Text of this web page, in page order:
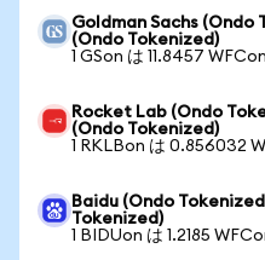
Goldman Sachs (Ondo
(Ondo Tokenized)
1 GSon は 11.8457
Rocket Lab (Ondo
(Ondo Tokenized)
1 RKLBon は 0.856032
Baidu (Ondo
Tokenized)
1 BIDUon は 1.2185